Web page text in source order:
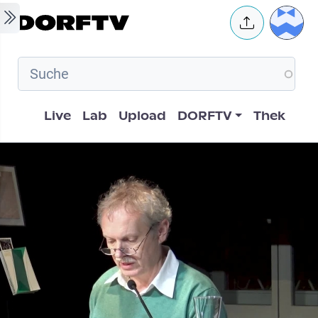
Skip to main content User
Hauptnavigation
Live Lab Upload DORFTV Thek